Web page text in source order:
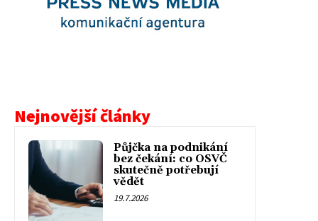
Nejnovější články
Půjčka na podnikání
bez čekání: co OSVČ
skutečně potřebují
vědět
19.7.2026